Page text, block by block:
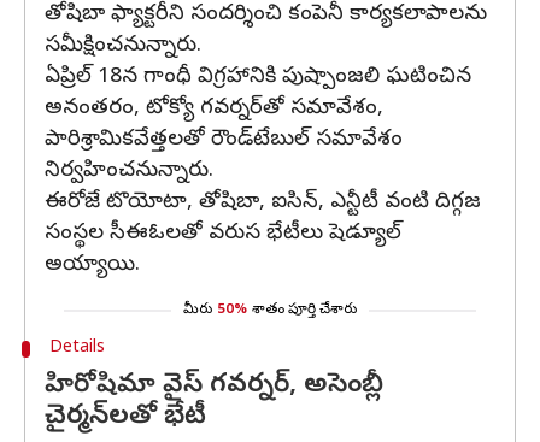
తోషిబా ఫ్యాక్టరీని సందర్శించి కంపెనీ కార్యకలాపాలను
సమీక్షించనున్నారు.
ఏప్రిల్ 18న గాంధీ విగ్రహానికి పుష్పాంజలి ఘటించిన
అనంతరం, టోక్యో గవర్నర్‌తో సమావేశం,
పారిశ్రామికవేత్తలతో రౌండ్‌టేబుల్ సమావేశం
నిర్వహించనున్నారు.
ఈరోజే టొయోటా, తోషిబా, ఐసిన్, ఎన్టీటీ వంటి దిగ్గజ
సంస్థల సీఈఓలతో వరుస భేటీలు షెడ్యూల్
అయ్యాయి.
మీరు 50% శాతం పూర్తి చేశారు
Details
హిరోషిమా వైస్ గవర్నర్, అసెంబ్లీ
చైర్మన్‌లతో భేటీ